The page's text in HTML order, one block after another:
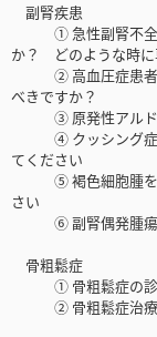
副腎疾患
① 急性副腎不全と
か？ どのような時に
② 高血圧症患者で
べきですか？
③ 原発性アルドス
④ クッシング症候
てください
⑤ 褐色細胞腫を疑
さい
⑥ 副腎偶発腫瘍を
骨粗鬆症
① 骨粗鬆症の診断
② 骨粗鬆症治療薬